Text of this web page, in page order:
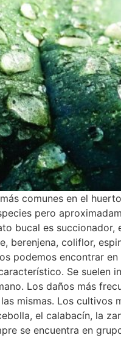
comunes en el
pero
bucal es succionador,
berenjena, coliflor,
podemos encontrar
Se suelen
Los daños más
mismas. Los cultivos
el calabacín, la
se encuentra en